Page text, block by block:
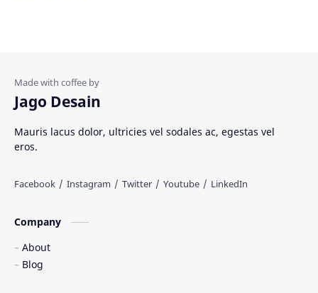
Rumah Adat
Tarian Tradisional
Web freelancer Wisata Indonesia
Jago Desain
Mauris lacus dolor, ultricies vel sodales ac, egestas vel
eros.
Company
About
Blog